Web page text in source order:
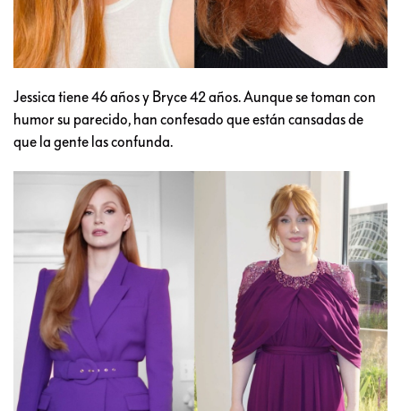
Jessica tiene 46 años y Bryce 42 años. Aunque se toman con
humor su parecido, han confesado que están cansadas de
que la gente las confunda.